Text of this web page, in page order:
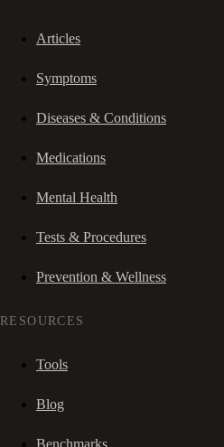
Articles
Symptoms
Diseases & Conditions
Medications
Mental Health
Tests & Procedures
Prevention & Wellness
RESOURCES
Tools
Blog
Benchmarks